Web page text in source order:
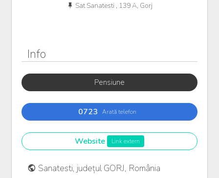
Sat Sanatesti , 139 A, Gorj
Info
Pensiune
0723 Arată telefon
Website Link extern
Sanatesti, județul GORJ, România